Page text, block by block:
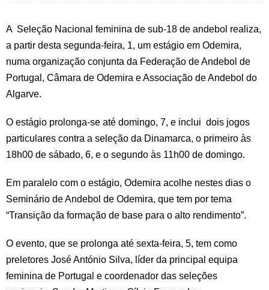
A Seleção Nacional feminina de sub-18 de andebol realiza,
a partir desta segunda-feira, 1, um estágio em Odemira,
numa organização conjunta da Federação de Andebol de
Portugal, Câmara de Odemira e Associação de Andebol do
Algarve.
O estágio prolonga-se até domingo, 7, e inclui dois jogos
particulares contra a seleção da Dinamarca, o primeiro às
18h00 de sábado, 6, e o segundo às 11h00 de domingo.
Em paralelo com o estágio, Odemira acolhe nestes dias o
Seminário de Andebol de Odemira, que tem por tema
“Transição da formação de base para o alto rendimento”.
O evento, que se prolonga até sexta-feira, 5, tem como
preletores José António Silva, líder da principal equipa
feminina de Portugal e coordenador das seleções